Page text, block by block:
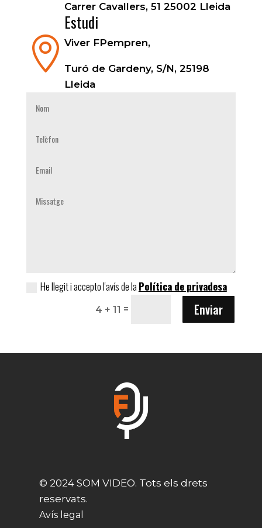
Carrer Cavallers, 51 25002 Lleida

Estudi
Viver FPempren,
Turó de Gardeny, S/N, 25198
Lleida
He llegit i accepto l'avís de la Política de privadesa
4 + 11 = Enviar
© 2024 SOM VIDEO. Tots els drets
reservats.
Avís legal